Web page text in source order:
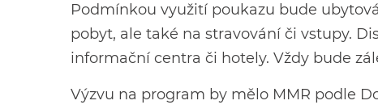
Podmínkou využití poukazu bude
pobyt, ale také na stravování či vstupy.
informační centra či hotely. Vždy bude
Výzvu na program by mělo MMR podle